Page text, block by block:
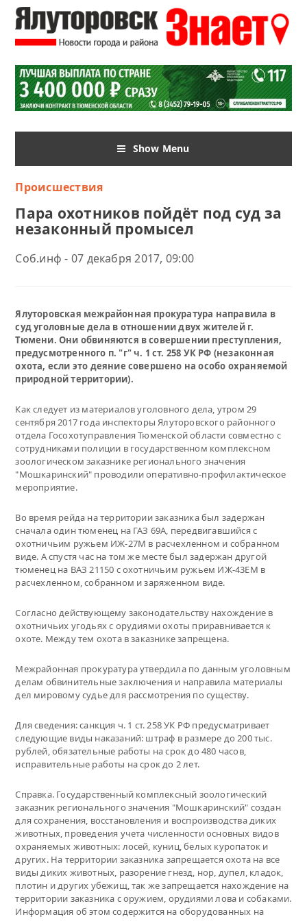
Show Menu
Происшествия
Пара охотников пойдёт под суд за
незаконный промысел
Соб.инф - 07 декабря 2017, 09:00
Ялуторовская межрайонная прокуратура направила в
суд уголовные дела в отношении двух жителей г.
Тюмени. Они обвиняются в совершении преступления,
предусмотренного п. "г" ч. 1 ст. 258 УК РФ (незаконная
охота, если это деяние совершено на особо охраняемой
природной территории).
Как следует из материалов уголовного дела, утром 29
сентября 2017 года инспекторы Ялуторовского районного
отдела Госохотуправления Тюменской области совместно с
сотрудниками полиции в государственном комплексном
зоологическом заказнике регионального значения
"Мошкаринский" проводили оперативно-профилактическое
мероприятие.
Во время рейда на территории заказника был задержан
сначала один тюменец на ГАЗ 69А, передвигавшийся с
охотничьим ружьем ИЖ-27М в расчехленном и собранном
виде. А спустя час на том же месте был задержан другой
тюменец на ВАЗ 21150 с охотничьим ружьем ИЖ-43ЕМ в
расчехленном, собранном и заряженном виде.
Согласно действующему законодательству нахождение в
охотничьих угодьях с орудиями охоты приравнивается к
охоте. Между тем охота в заказнике запрещена.
Межрайонная прокуратура утвердила по данным уголовным
делам обвинительные заключения и направила материалы
дел мировому судье для рассмотрения по существу.
Для сведения: санкция ч. 1 ст. 258 УК РФ предусматривает
следующие виды наказаний: штраф в размере до 200 тыс.
рублей, обязательные работы на срок до 480 часов,
исправительные работы на срок до 2 лет.
Справка. Государственный комплексный зоологический
заказник регионального значения "Мошкаринский" создан
для сохранения, восстановления и воспроизводства диких
животных, проведения учета численности основных видов
охраняемых животных: лосей, куниц, белых куропаток и
других. На территории заказника запрещается охота на все
виды диких животных, разорение гнезд, нор, дупел, кладок,
плотин и других убежищ, так же запрещается нахождение на
территории заказника с оружием, орудиями лова и собаками.
Информация об этом содержится на оборудованных на